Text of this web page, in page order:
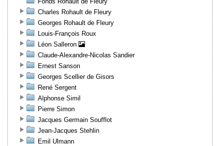
Charles Rohault de Fleury
Georges Rohault de Fleury
Louis-François Roux
Léon Salleron
Claude-Alexandre-Nicolas Sandier
Ernest Sanson
Georges Scellier de Gisors
René Sergent
Alphonse Simil
Pierre Simon
Jacques Germain Soufflot
Jean-Jacques Stehlin
Emil Ulmann